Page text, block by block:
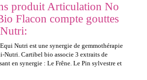
produit Articulation No
Flacon compte gouttes
Nutri est une synergie de gemmothérapie
Nutri. Cartibel bio associe 3 extraits de
en synergie : Le Frêne. Le Pin sylvestre et